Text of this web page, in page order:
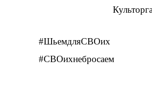
#ШьемдляСВОих
#СВОихнебросаем